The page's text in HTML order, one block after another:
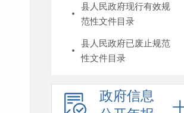
县人民政府现行有效规
范性文件目录
县人民政府已废止规范
性文件目录
政府信息